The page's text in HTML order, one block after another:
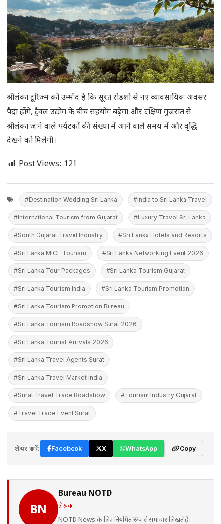
श्रीलंका टूरिज्म को उम्मीद है कि सूरत रोडशो से नए व्यावसायिक अवसर
पैदा होंगे, ट्रैवल उद्योग के बीच सहयोग बढ़ेगा और दक्षिण गुजरात से
श्रीलंका जाने वाले पर्यटकों की संख्या में आने वाले समय में और वृद्धि
देखने को मिलेगी।
Post Views: 121
#Destination Wedding Sri Lanka #India to Sri Lanka Travel
#International Tourism from Gujarat #Luxury Travel Sri Lanka
#South Gujarat Travel Industry #Sri Lanka Hotels and Resorts
#Sri Lanka MICE Tourism #Sri Lanka Networking Event 2026
#Sri Lanka Tour Packages #Sri Lanka Tourism Gujarat
#Sri Lanka Tourism India #Sri Lanka Tourism Promotion
#Sri Lanka Tourism Promotion Bureau
#Sri Lanka Tourism Roadshow Surat 2026
#Sri Lanka Tourist Arrivals 2026
#Sri Lanka Travel Agents Surat
#Sri Lanka Travel Market India
#Surat Travel Trade Roadshow #Tourism Industry Gujarat
#Travel Trade Event Surat
शेयर करें: Facebook X WhatsApp Copy
BN
Bureau NOTD
लेखक
NOTD News के लिए नियमित रूप से समाचार लिखते हैं।